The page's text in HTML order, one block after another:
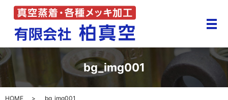
メ
bg_img001
HOME bg_img001